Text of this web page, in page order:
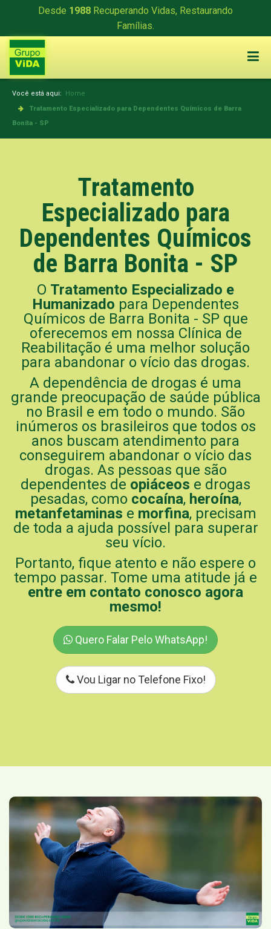
Desde 1988 Recuperando Vidas, Restaurando
Famílias.
Você está aqui: Home
Tratamento Especializado para Dependentes Químicos de Barra
Bonita - SP
Tratamento
Especializado para
Dependentes Químicos
de Barra Bonita - SP
O Tratamento Especializado e
Humanizado para Dependentes
Químicos de Barra Bonita - SP que
oferecemos em nossa Clínica de
Reabilitação é uma melhor solução
para abandonar o vício das drogas.
A dependência de drogas é uma
grande preocupação de saúde pública
no Brasil e em todo o mundo. São
inúmeros os brasileiros que todos os
anos buscam atendimento para
conseguirem abandonar o vício das
drogas. As pessoas que são
dependentes de opiáceos e drogas
pesadas, como cocaína, heroína,
metanfetaminas e morfina, precisam
de toda a ajuda possível para superar
seu vício.
Portanto, fique atento e não espere o
tempo passar. Tome uma atitude já e
entre em contato conosco agora
mesmo!
Quero Falar Pelo WhatsApp!
Vou Ligar no Telefone Fixo!